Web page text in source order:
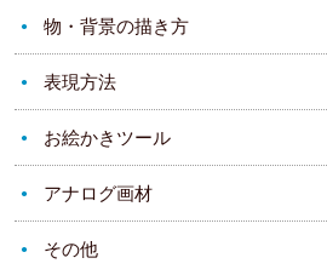
物・背景の描き方
表現方法
お絵かきツール
アナログ画材
その他